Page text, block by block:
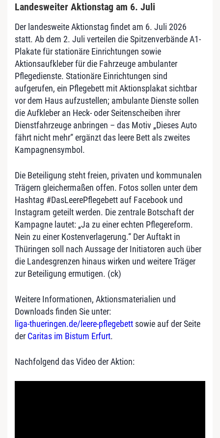
Landesweiter Aktionstag am 6. Juli
Der landesweite Aktionstag findet am 6. Juli 2026
statt. Ab dem 2. Juli verteilen die Spitzenverbände A1-
Plakate für stationäre Einrichtungen sowie
Aktionsaufkleber für die Fahrzeuge ambulanter
Pflegedienste. Stationäre Einrichtungen sind
aufgerufen, ein Pflegebett mit Aktionsplakat sichtbar
vor dem Haus aufzustellen; ambulante Dienste sollen
die Aufkleber an Heck- oder Seitenscheiben ihrer
Dienstfahrzeuge anbringen – das Motiv „Dieses Auto
fährt nicht mehr“ ergänzt das leere Bett als zweites
Kampagnensymbol.
Die Beteiligung steht freien, privaten und kommunalen
Trägern gleichermaßen offen. Fotos sollen unter dem
Hashtag #DasLeerePflegebett auf Facebook und
Instagram geteilt werden. Die zentrale Botschaft der
Kampagne lautet: „Ja zu einer echten Pflegereform.
Nein zu einer Kostenverlagerung.“ Der Auftakt in
Thüringen soll nach Aussage der Initiatoren auch über
die Landesgrenzen hinaus wirken und weitere Träger
zur Beteiligung ermutigen. (ck)
Weitere Informationen, Aktionsmaterialien und
Downloads finden Sie unter:
liga-thueringen.de/leere-pflegebett sowie auf der Seite
der Caritas im Bistum Erfurt.
Nachfolgend das Video der Aktion: